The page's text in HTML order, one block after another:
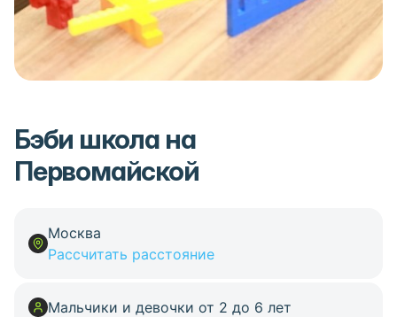
Бэби школа на
Первомайской
Москва
Рассчитать расстояние
Мальчики и девочки от 2 до 6 лет